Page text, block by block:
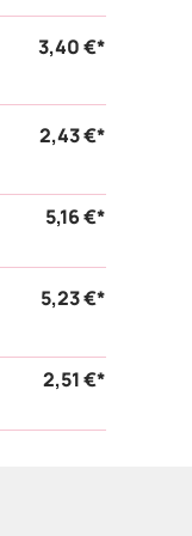
3,40 €*
2,43 €*
5,16 €*
5,23 €*
2,51 €*